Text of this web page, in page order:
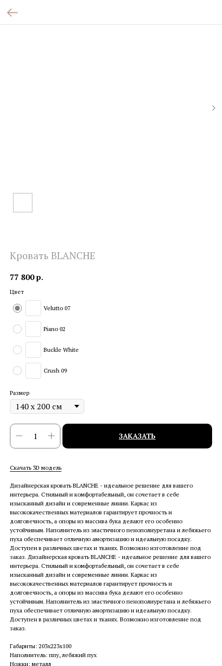
Кровать BLANCHE
77 800р.
Цвет
Velutto 07
Piano 02
Buckle White
Crush 09
Размер
ЗАКАЗАТЬ
Скачать 3D модель
Дизайнерская кровать BLANCHE - идеальное решение для вашего
интерьера. Стильный и комфортабельный, он сочетает в себе
изысканный дизайн и современные линии. Каркас из
высококачественных материалов гарантирует прочность и
долговечность, а опоры из массива бука делают его особенно
устойчивым. Наполнитель из эластичного пенополиуретана и лебяжьего
пуха обеспечивает отличную амортизацию и идеальную посадку.
Доступен в различных цветах и тканях. Возможно изготовление под
заказ. Дизайнерская кровать BLANCHE - идеальное решение для вашего
интерьера. Стильный и комфортабельный, он сочетает в себе
изысканный дизайн и современные линии. Каркас из
высококачественных материалов гарантирует прочность и
долговечность, а опоры из массива бука делают его особенно
устойчивым. Наполнитель из эластичного пенополиуретана и лебяжьего
пуха обеспечивает отличную амортизацию и идеальную посадку.
Доступен в различных цветах и тканях. Возможно изготовление под
заказ.
Габариты: 203x223x100
Наполнитель: ппу, лебяжий пух
Ножки: металл